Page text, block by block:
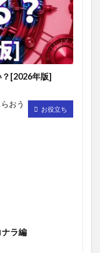
？[2026年版]
お役立ち
ラ編